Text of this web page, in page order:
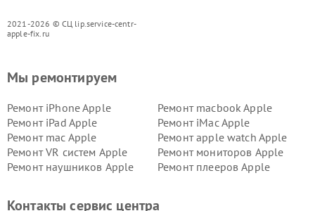
2021-2026 © СЦ lip.service-centr-
apple-fix.ru
Мы ремонтируем
Ремонт iPhone Apple
Ремонт macbook Apple
Ремонт iPad Apple
Ремонт iMac Apple
Ремонт mac Apple
Ремонт apple watch Apple
Ремонт VR систем Apple
Ремонт мониторов Apple
Ремонт наушников Apple
Ремонт плееров Apple
Контакты сервис центра